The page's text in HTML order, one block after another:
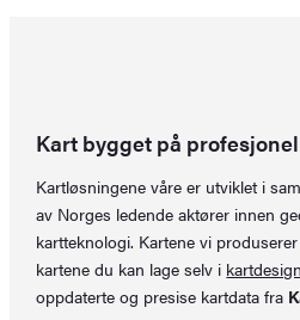
Kart bygget på
Kartløsningene våre er utviklet i
av Norges ledende aktører innen
kartteknologi. Kartene vi
kartene du kan lage selv i
oppdaterte og presise kartdata fra